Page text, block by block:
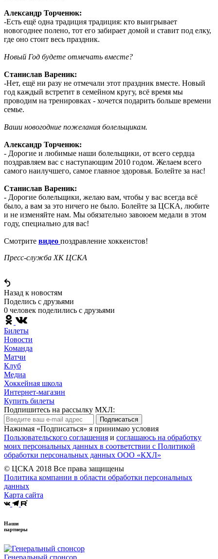
Александр Торченюк:
-Есть ещё одна традиция традиция: кто выигрывает
новогоднее полено, тот его забирает домой и ставит под елку,
где оно стоит весь праздник.
Новый Год будете отмечать вместе?
Станислав Вареник:
-Нет, ещё ни разу не отмечали этот праздник вместе. Новый
год каждый встретит в семейном кругу, всё время мы
проводим на тренировках - хочется подарить больше времени
семье.
Ваши новогодние пожелания болельщикам.
Александр Торченюк:
- Дорогие и любимые наши болельщики, от всего сердца
поздравляем вас с наступающим 2010 годом. Желаем всего
самого наилучшего, самое главное здоровья. Болейте за нас!
Станислав Вареник:
- Дорогие болельщики, желаю вам, чтобы у вас всегда всё
было, а вам за это ничего не было. Болейте за ЦСКА, любите
и не изменяйте нам. Мы обязательно завоюем медали в этом
году, специально для вас!
Смотрите видео поздравление хоккеистов!
Пресс-служба ХК ЦСКА
Назад к новостям
Поделись c друзьями
0 человек поделились c друзьями
Билеты
Новости
Команда
Матчи
Клуб
Медиа
Хоккейная школа
Интернет-магазин
Купить билеты
Подпишитесь на рассылку МХЛ:
Подписаться
Нажимая «Подписаться» я принимаю условия
Пользовательского соглашения и соглашаюсь на обработку
моих персональных данных в соответствии с Политикой
обработки персональных данных ООО «КХЛ»
© ЦСКА 2018 Все права защищены
Политика компании в области обработки персональных
данных
Карта сайта
Наши
партнеры
Генеральный спонсор